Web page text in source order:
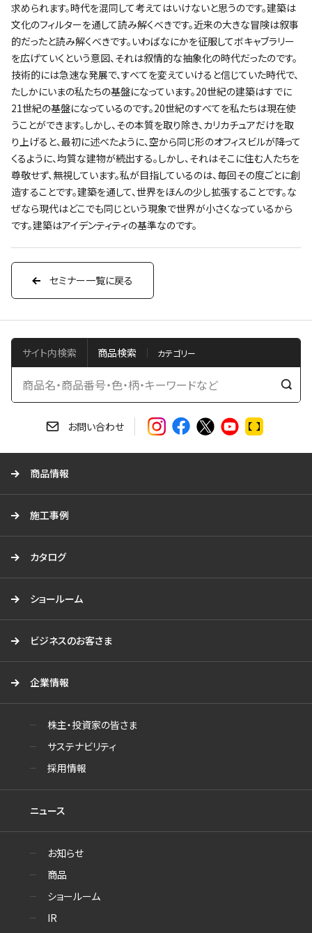
求められます。時代を混同して考えてはいけないと思うのです。建築は
文化のフィルターを通して読み解くべきです。近来の大きな冒険は叙事
的だったと読み解くべきです。いわばなにかを征服してボキャブラリー
を広げていくという意図、それは叙情的な抽象化の時代だったのです。
技術的には急速な発展で、すべてを変えていけると信じていた時代で、
たしかにいまの私たちの基盤になっています。20世紀の建築はすでに
21世紀の基盤になっているのです。20世紀のすべてを私たちは現在使
うことができます。しかし、その本質を取り除き、カリカチュアだけを取
り上げると、最初に述べたように、空から同じ形のオフィスビルが降って
くるように、均質な建物が続出する。しかし、それはそこに住む人たちを
尊敬せず、無視しています。私が目指しているのは、毎回その度ごとに創
造することです。建築を通して、世界をほんの少し拡張することです。な
ぜなら現代はどこでも同じという現象で世界が小さくなっているから
です。建築はアイデンティティの基準なのです。
セミナー一覧に戻る
サイト内検索 商品検索
検
お問い合わせ
商品情報
施工事例
カタログ
ショールーム
ビジネスのお客さま
企業情報
株主・投資家の皆さま
サステナビリティ
採用情報
ニュース
お知らせ
商品
ショールーム
IR